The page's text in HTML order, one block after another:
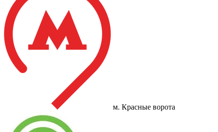
м. Красные ворота